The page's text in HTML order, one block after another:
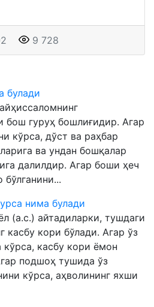
9 728
булади
бош гуруҳ бошлиғидир. Агар
кўрса, дўст ва раҳбар
ва ундан бошқалар
далилдир. Агар боши ҳеч
нима булади
айтадиларки, тушдаги
касбу кори бўлади. Агар ўз
касбу кори ёмон
подшоҳ тушида ўз
кўрса, аҳволининг яхши